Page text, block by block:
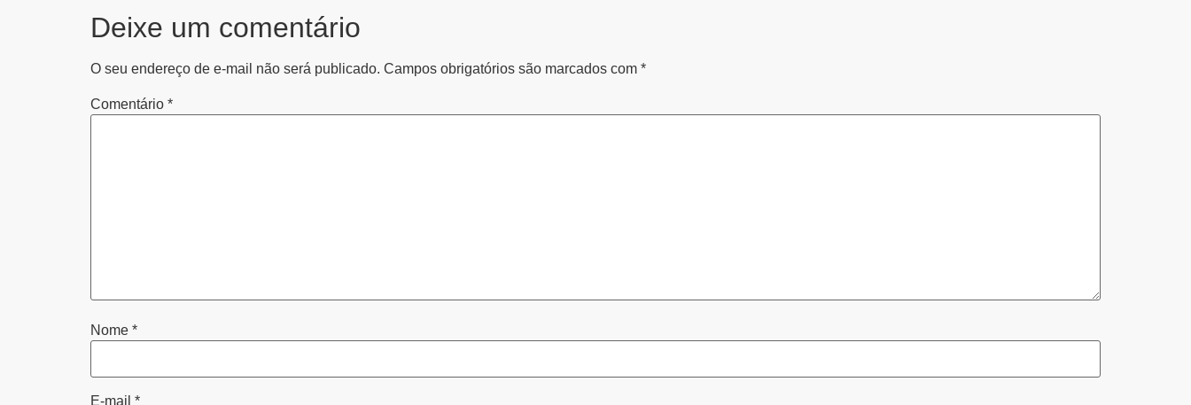
Deixe um comentário
O seu endereço de e-mail não será publicado. Campos obrigatórios são marcados com *
Comentário *
Nome *
E-mail *